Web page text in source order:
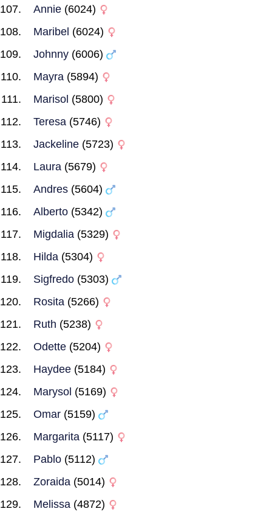
Annie (6024)
Maribel (6024)
Johnny (6006)
Mayra (5894)
Marisol (5800)
Teresa (5746)
Jackeline (5723)
Laura (5679)
Andres (5604)
Alberto (5342)
Migdalia (5329)
Hilda (5304)
Sigfredo (5303)
Rosita (5266)
Ruth (5238)
Odette (5204)
Haydee (5184)
Marysol (5169)
Omar (5159)
Margarita (5117)
Pablo (5112)
Zoraida (5014)
Melissa (4872)